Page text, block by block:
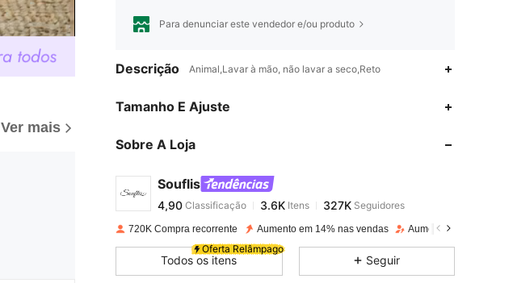
Ver mais
Para denunciar este vendedor e/ou produto
Descrição Animal,Lavar à mão, não lavar a seco,Reto
Tamanho E Ajuste
Sobre A Loja
Souflis
4,90
4,90 Classificação 3.6K
b***spago 1 dia atrás
3.6K
720K Compra recorrente Aumento em 14% nas vendas Aumento de
Oferta Relâmpago
Todos os itens Seguir